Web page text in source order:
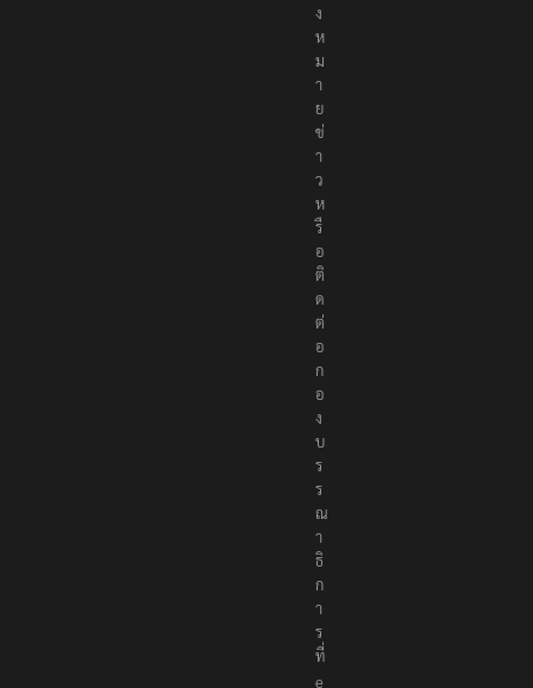
ง
ห
ม
า
ย
ข่
า
ว
ห
รื
อ
ติ
ด
ต่
อ
ก
อ
ง
บ
ร
ร
ณ
า
ธิ
ก
า
ร
ที่
e